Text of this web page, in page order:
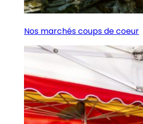
Nos marchés coups de coeur